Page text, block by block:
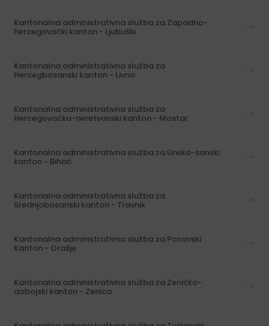
Kantonalna administrativna služba za Zapadno-
hercegovački kanton - Ljubuški
Kantonalna administrativna služba za
Hercegbosanski kanton - Livno
Kantonalna administrativna služba za
Hercegovačko-neretvanski kanton - Mostar
Kantonalna administrativna služba za Unsko-sanski
kanton - Bihać
Kantonalna administrativna služba za
Srednjobosanski kanton - Travnik
Kantonalna administrativna služba za Posavski
Kanton - Orašje
Kantonalna administrativna služba za Zeničko-
dobojski kanton - Zenica